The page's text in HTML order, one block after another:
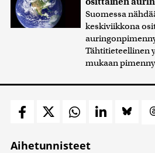
Suomessa
keskiviikkona
Tähtitieteellinen
mukaan
Aihetunnisteet